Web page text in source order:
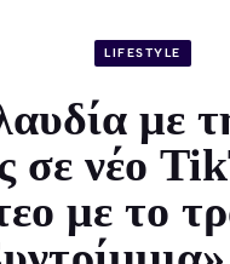
LIFESTYLE
με
σε νέο
με το